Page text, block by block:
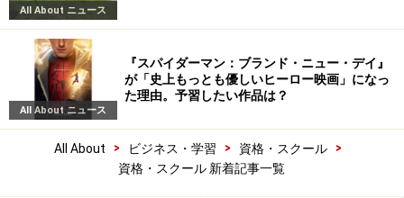
All About ニュース
All About ニュース
『スパイダーマン：ブランド・ニュー・デイ』
が「史上もっとも優しいヒーロー映画」になっ
た理由。予習したい作品は？
All About > ビジネス・学習 > 資格・スクール
>
資格・スクール 新着記事一覧